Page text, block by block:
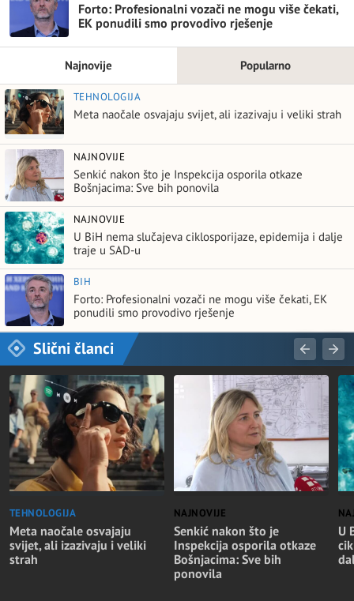
Forto: Profesionalni vozači ne mogu više čekati,
EK ponudili smo provodivo rješenje
Najnovije Popularno
TEHNOLOGIJA
Meta naočale osvajaju svijet, ali izazivaju i veliki strah
NAJNOVIJE
Senkić nakon što je Inspekcija osporila otkaze
Bošnjacima: Sve bih ponovila
NAJNOVIJE
U BiH nema slučajeva ciklosporijaze, epidemija i dalje
traje u SAD-u
BIH
Forto: Profesionalni vozači ne mogu više čekati, EK
ponudili smo provodivo rješenje
Slični članci
TEHNOLOGIJA
Meta naočale osvajaju
svijet, ali izazivaju i veliki
strah
NAJNOVIJE
Senkić nakon što je
Inspekcija osporila otkaze
Bošnjacima: Sve bih
ponovila
U